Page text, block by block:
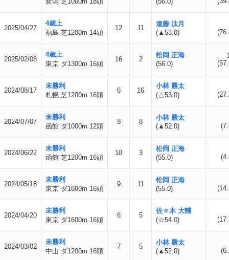
2025/04/27
4歳上
福島 芝1200m 14頭
12 11
遠藤 汰月
(▲53.0)
2025/02/08
4歳上
東京 ダ1300m 16頭
16 2
松岡 正海
(56.0)
2024/08/17
未勝利
札幌 芝1200m 16頭
6 16
小林 勝太
(△53.0)
2024/07/07
未勝利
函館 ダ1000m 12頭
8 8
小林 勝太
(▲52.0)
2024/06/22
未勝利
函館 芝1200m 16頭
10 3
松岡 正海
(55.0)
2024/05/18
未勝利
東京 ダ1600m 16頭
9 11
松岡 正海
(55.0)
2024/04/20
未勝利
東京 ダ1600m 16頭
6 5
佐々木 大輔
(☆54.0)
2024/03/02
未勝利
中山 ダ1200m 16頭
7 5
小林 勝太
(▲52.0)